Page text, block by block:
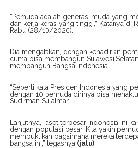
“Pemuda adalah generasi muda yang
dan kerja keras yang tinggi,” Katanya di
Rabu (28/10/2020).
Dia mengatakan, dengan kehadirian
cuma bisa membangun Sulawesi
membangun Bangsa Indonesia.
“Seperti kata Presiden Indonesia yang
dengan 10 pemuda dirinya bisa
Sudirman Sulaiman.
Lanjutnya, “aset terbesar Indonesia ini
dengan populasi besar. Kita yakin
membuktikan bagaimana mereka
bangsa ini,” tegasnya.(jalu)